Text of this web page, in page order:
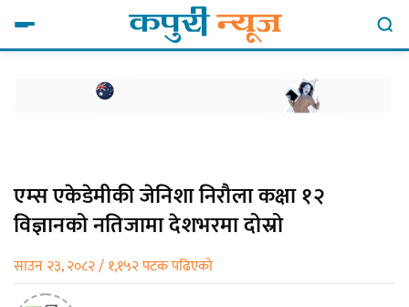
एम्स एकेडेमीकी जेनिशा निरौला कक्षा १२
विज्ञानको नतिजामा देशभरमा दोस्रो
साउन २३, २०८२ / १,१५२ पटक पढिएको